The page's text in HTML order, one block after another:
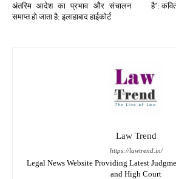
अंतरिम आदेश का प्रभाव और संचालन
समाप्त हो जाता है: इलाहाबाद हाईकोर्ट
है’:
Law Trend
https://lawtrend.in/
Legal News Website Providing Latest
and High Court